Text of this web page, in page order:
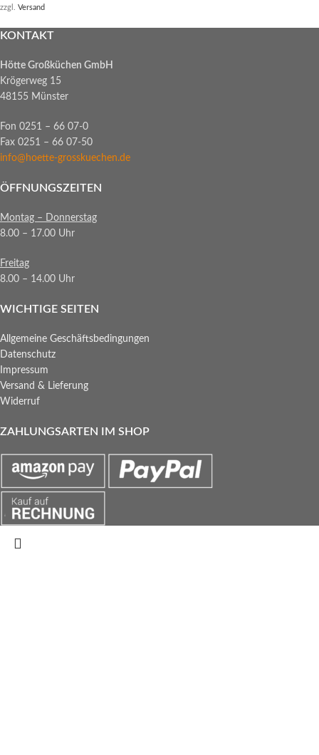
zzgl. Versand
KONTAKT
Hötte Großküchen GmbH
Krögerweg 15
48155 Münster
Fon 0251 – 66 07-0
Fax 0251 – 66 07-50
info@hoette-grosskuechen.de
ÖFFNUNGSZEITEN
Montag – Donnerstag
8.00 – 17.00 Uhr
Freitag
8.00 – 14.00 Uhr
WICHTIGE SEITEN
Allgemeine Geschäftsbedingungen
Datenschutz
Impressum
Versand & Lieferung
Widerruf
ZAHLUNGSARTEN IM SHOP